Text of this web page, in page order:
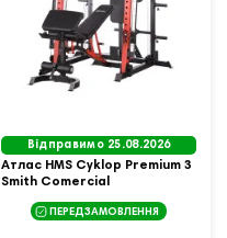
Відправимо 25.08.2026
Атлас HMS Cyklop Premium 3
Smith Comercial
ПЕРЕДЗАМОВЛЕННЯ